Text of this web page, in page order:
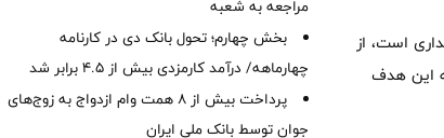
مشتری‌مداری است، از
این هدف
مراجعه به شعبه
بخش چهارم؛ تحول بانک دی در کارنامه
چهارماهه/ درآمد کارمزدی بیش از ۴.۵ برابر شد
پرداخت بیش از ۸ همت وام ازدواج به زوج‌های
جوان توسط بانک ملی ایران